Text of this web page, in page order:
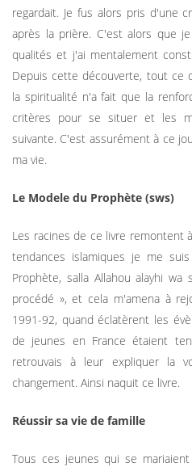
regardait. Je fus alors pris d'une
après la prière. C'est alors que
qualités et j'ai mentalement
Depuis cette découverte, tout ce
la spiritualité n'a fait que la
critères pour se situer et les
suivante. C'est assurément à ce
ma vie.
Le Modele du Prophète (sws)
Les racines de ce livre remontent
tendances islamiques je me
Prophète, salla Allahou alayhi
procédé », et cela m'amena à
1991-92, quand éclatèrent les
de jeunes en France étaient
retrouvais à leur expliquer la
changement. Ainsi naquit ce livre.
Réussir sa vie de famille
Tous ces jeunes qui se